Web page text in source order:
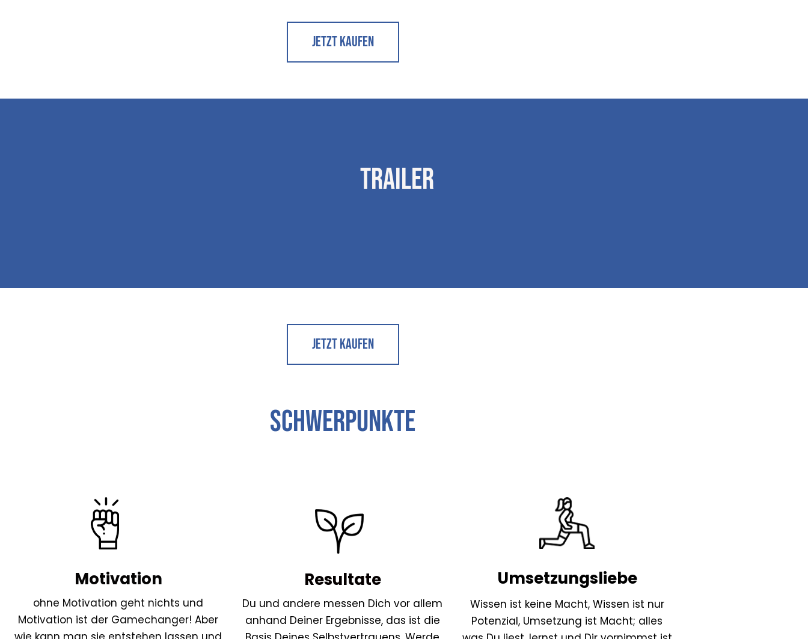
Jetzt Kaufen
Trailer
Jetzt Kaufen
Schwerpunkte
Motivation
ohne Motivation geht nichts und
Motivation ist der Gamechanger! Aber
Resultate
Du und andere messen Dich vor allem
anhand Deiner Ergebnisse, das ist die
Umsetzungsliebe
Wissen ist keine Macht, Wissen ist nur
Potenzial, Umsetzung ist Macht; alles